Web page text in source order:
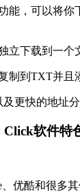
能，可以将你
立下载到一个
制到TXT并且
及更快的地址
Click软件特
、优酷和很多